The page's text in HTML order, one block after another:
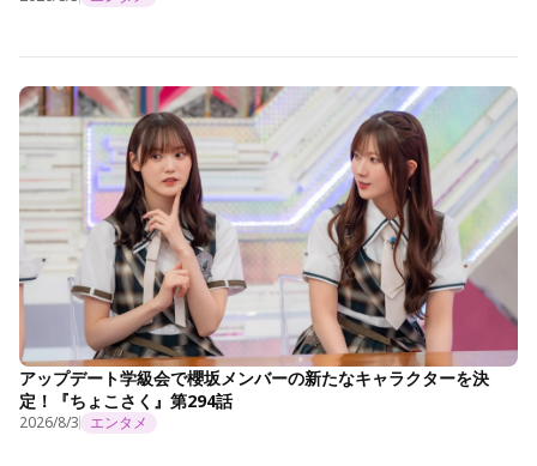
アップデート学級会で櫻坂メンバーの新たなキャラクターを決
定！『ちょこさく』第294話
2026/8/3 エンタメ